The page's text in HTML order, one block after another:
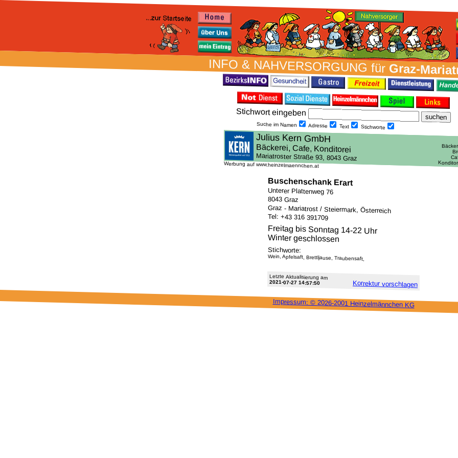
INFO & NAH­VER­SORG­UNG fürGraz-
Stich­wort ein­geben
Suche im Namen Adresse Text Stich­worte
Werbung auf www.heinzelmaennchen.at
Buschenschank Erart
Unterer Plattenweg 76
8043 Graz
Graz - Mariatrost / Steiermark, Österreich
Tel: +43 316 391709
Freitag bis Sonntag 14-22 Uhr
Winter geschlossen
Stichworte:
Wein, Apfelsaft, Brettljause, Traubensaft,
Letzte Aktu­alisie­rung am
2021-07-27 14:57:50 Korrektur vor­schlagen
Impressum: © 2026-2001 Heinzel­männchen KG